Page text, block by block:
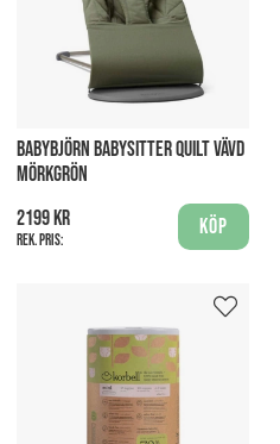
BABYBJÖRN BABYSITTER QUILT VÄVD
MÖRKGRÖN
2199 kr
Rek. pris:
Köp